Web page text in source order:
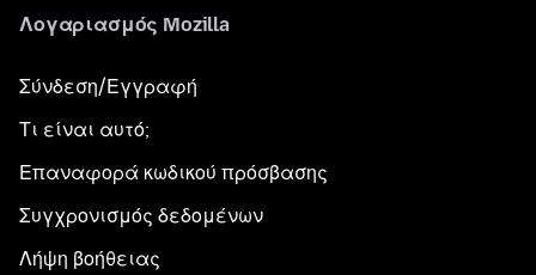
Λογαριασμός Mozilla
Σύνδεση/Εγγραφή
Τι είναι αυτό;
Επαναφορά κωδικού πρόσβασης
Συγχρονισμός δεδομένων
Λήψη βοήθειας